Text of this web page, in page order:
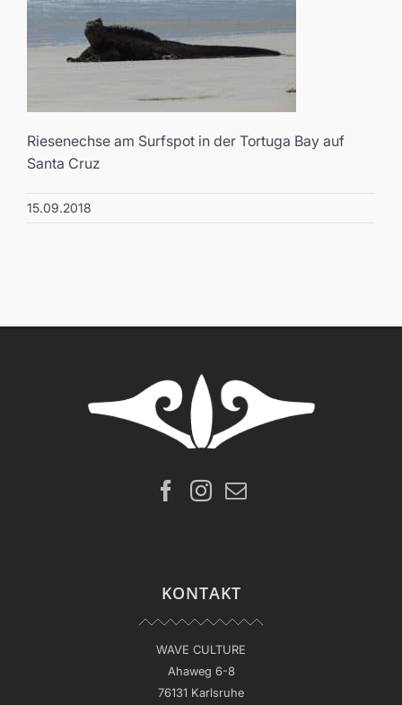
Riesenechse am Surfspot in der Tortuga Bay auf
Santa Cruz
15.09.2018
KONTAKT
WAVE CULTURE
Ahaweg 6-8
76131 Karlsruhe